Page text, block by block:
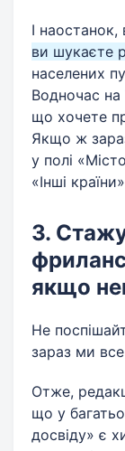
І наостанок,
ви шукаєте
населених
Водночас на
що хочете
Якщо ж
у полі
«Інші
3.
якщо
Не
зараз ми
Отже,
що у
досвіду» є